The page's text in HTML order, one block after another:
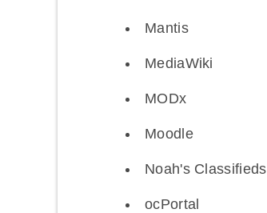
Mantis
MediaWiki
MODx
Moodle
Noah's Classifieds
ocPortal